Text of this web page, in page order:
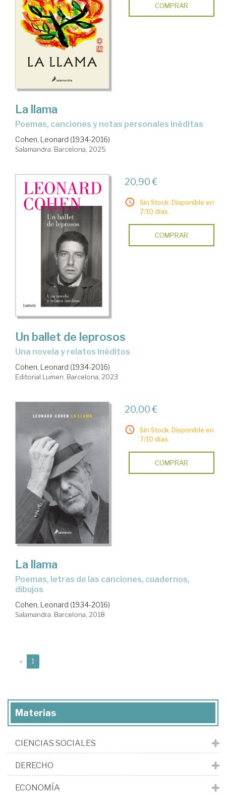
COMPRAR
La llama
Poemas, canciones y notas personales inéditas
Cohen, Leonard (1934-2016)
Salamandra. Barcelona, 2025
20,90 €
Sin Stock. Disponible en
7/10 días.
COMPRAR
Un ballet de leprosos
Una novela y relatos inéditos
Cohen, Leonard (1934-2016)
Editorial Lumen. Barcelona, 2023
20,00 €
Sin Stock. Disponible en
7/10 días.
COMPRAR
La llama
poemas, letras de las canciones, cuadernos,
dibujos
Cohen, Leonard (1934-2016)
Salamandra. Barcelona, 2018
« 1
Materias
CIENCIAS SOCIALES
DERECHO
ECONOMÍA